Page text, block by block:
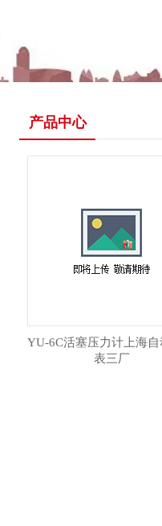
产品中心
YU-6C活塞压力计上海
表三厂